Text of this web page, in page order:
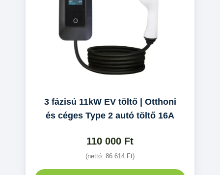
3 fázisú 11kW EV töltő | Otthoni
és céges Type 2 autó töltő 16A
110 000 Ft
(nettó: 86 614 Ft)